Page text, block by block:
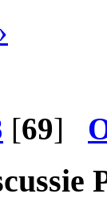
[69]